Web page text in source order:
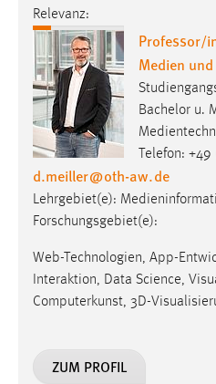
Relevanz:
Professor/
Medien
Bachelor u.
Telefon:
d.meiller@oth-aw.de
Lehrgebiet(e):
Forschungsgebiet(e):
Web-Technologien, App-
Interaktion, Data Science,
Computerkunst, 3D-
ZUM PROFIL
Um Inhalte von
Plattformen anzeigen zu
externen Medien Cookies
YouTube
Vimeo